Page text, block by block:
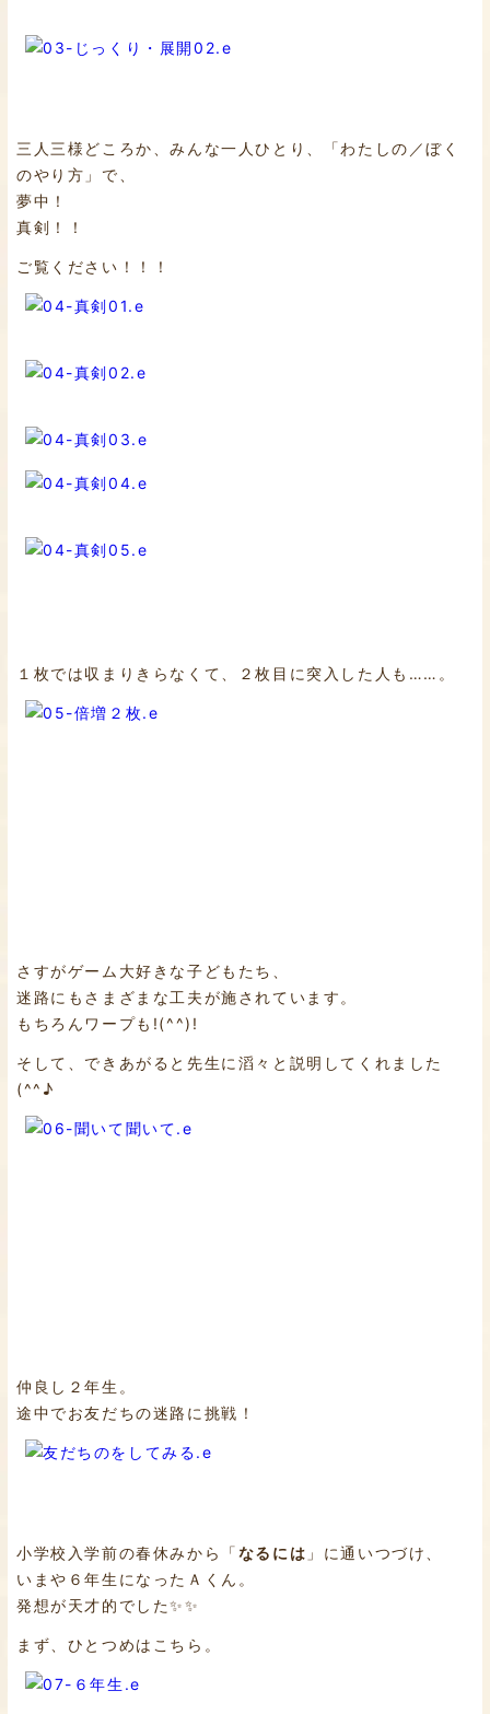
三人三様どころか、みんな一人ひとり、「わたしの／ぼく
のやり方」で、
夢中！
真剣！！
ご覧ください！！！
１枚では収まりきらなくて、２枚目に突入した人も……。
さすがゲーム大好きな子どもたち、
迷路にもさまざまな工夫が施されています。
もちろんワープも!(^^)!
そして、できあがると先生に滔々と説明してくれました
(^^♪
仲良し２年生。
途中でお友だちの迷路に挑戦！
小学校入学前の春休みから「なるには 」に通いつづけ、
いまや６年生になったＡくん。
発想が天才的でした✨✨
まず、ひとつめはこちら。